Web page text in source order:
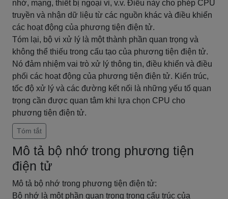
nhớ, mạng, thiết bị ngoại vi, v.v. Điều này cho phép CPU
truyền và nhận dữ liệu từ các nguồn khác và điều khiển
các hoạt động của phương tiện điện tử.
Tóm lại, bộ vi xử lý là một thành phần quan trọng và
không thể thiếu trong cấu tạo của phương tiện điện tử.
Nó đảm nhiệm vai trò xử lý thông tin, điều khiển và điều
phối các hoạt động của phương tiện điện tử. Kiến trúc,
tốc độ xử lý và các đường kết nối là những yếu tố quan
trọng cần được quan tâm khi lựa chọn CPU cho
phương tiện điện tử.
Tóm tắt
Mô tả bộ nhớ trong phương tiện
điện tử
Mô tả bộ nhớ trong phương tiện điện tử:
Bộ nhớ là một phần quan trọng trong cấu trúc của